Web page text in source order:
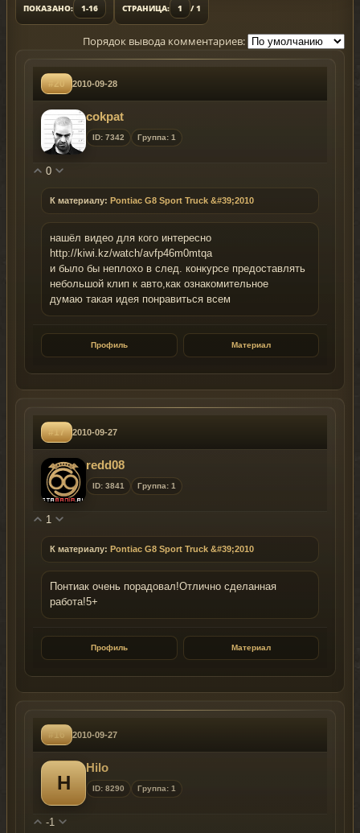
ПОКАЗАНО: 1-16 СТРАНИЦА: 1 / 1
Порядок вывода комментариев:
#20 2010-09-28
cokpat
ID: 7342 Группа: 1
0
К материалу: Pontiac G8 Sport Truck &#39;2010
нашёл видео для кого интересно
http://kiwi.kz/watch/avfp46m0mtqa
и было бы неплохо в след. конкурсе предоставлять
небольшой клип к авто,как ознакомительное
думаю такая идея понравиться всем
Профиль Материал
#17 2010-09-27
redd08
ID: 3841 Группа: 1
1
К материалу: Pontiac G8 Sport Truck &#39;2010
Понтиак очень порадовал!Отлично сделанная
работа!5+
Профиль Материал
#16 2010-09-27
H
Hilo
ID: 8290 Группа: 1
-1